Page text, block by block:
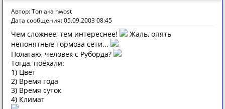
Автор: Ton aka hwost
Дата сообщения: 05.09.2003 08:45
Чем сложнее, тем интереснее!
Жаль, опять
непонятные тормоза сети...
Полагаю, человек с Руборда?
Тогда, поехали:
1) Цвет
2) Время года
3) Время суток
4) Климат